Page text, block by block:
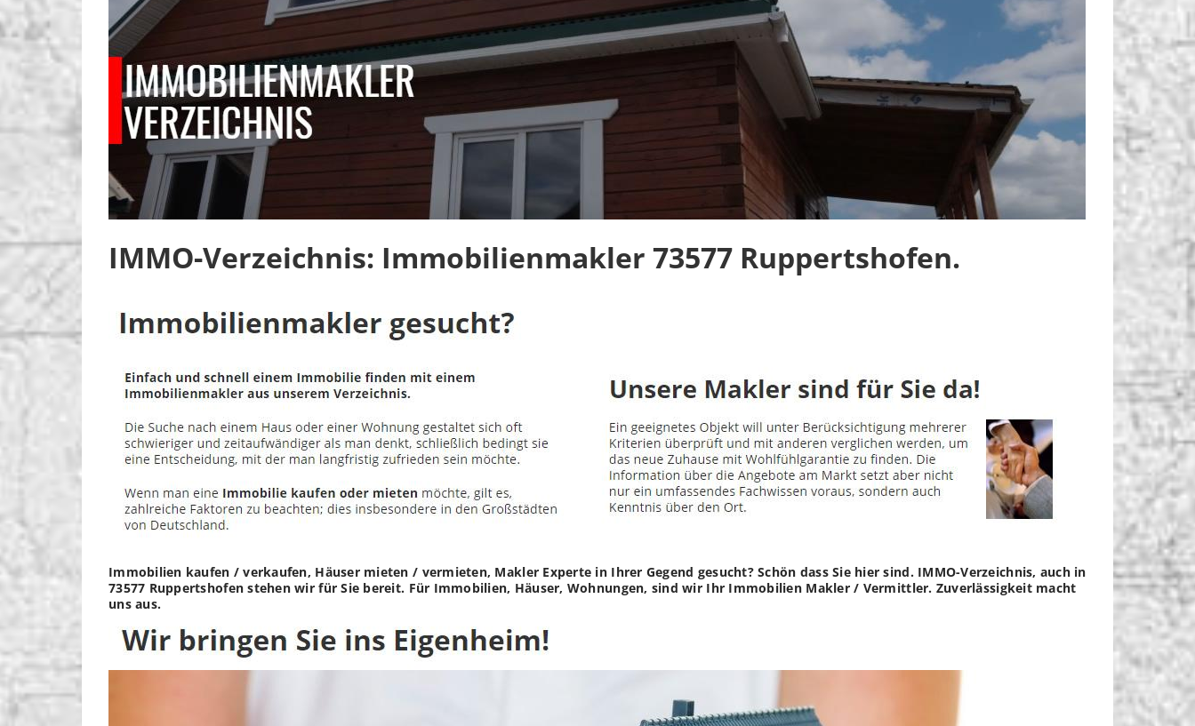
IMMO-Verzeichnis: Immobilienmakler 73577 Ruppertshofen.
Immobilien kaufen / verkaufen, Häuser mieten / vermieten, Makler Experte in Ihrer Gegend gesucht? Schön dass Sie hier sind. IMMO-Verzeichnis, auch in
73577 Ruppertshofen stehen wir für Sie bereit. Für Immobilien, Häuser, Wohnungen, sind wir Ihr Immobilien Makler / Vermittler. Zuverlässigkeit macht
uns aus.